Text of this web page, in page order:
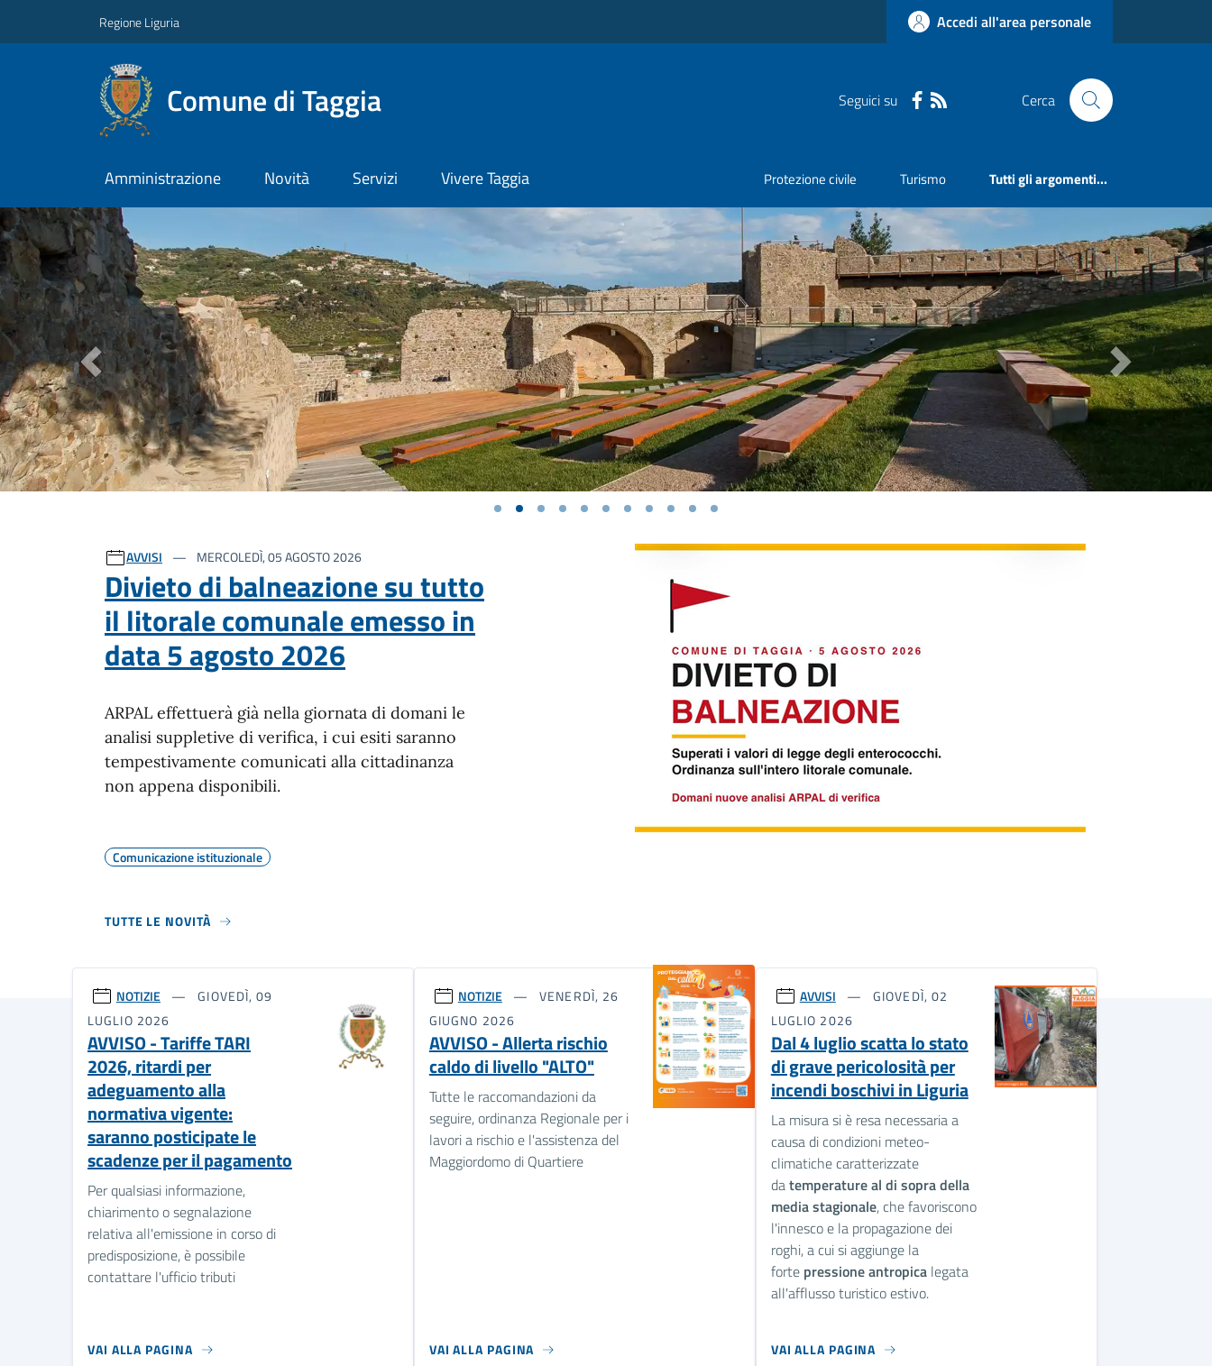
Regione Liguria Accedi all'area personale
Comune di Taggia Seguici su Cerca
Amministrazione Novità Servizi Vivere Taggia Protezione civile Turismo Tutti gli argomenti...
Previous Next
Ultime notizie
AVVISI MERCOLEDÌ, 05 AGOSTO 2026
Divieto di balneazione su tutto
il litorale comunale emesso in
data 5 agosto 2026
ARPAL effettuerà già nella giornata di domani le
analisi suppletive di verifica, i cui esiti saranno
tempestivamente comunicati alla cittadinanza
non appena disponibili.
Comunicazione istituzionale
TUTTE LE NOVITÀ
NOTIZIE
GIOVEDÌ, 09
LUGLIO 2026
AVVISO - Tariffe TARI
2026, ritardi per
adeguamento alla
normativa vigente:
saranno posticipate le
scadenze per il pagamento
Per qualsiasi informazione,
chiarimento o segnalazione
relativa all'emissione in corso di
predisposizione, è possibile
contattare l'ufficio tributi
VAI ALLA PAGINA
NOTIZIE
VENERDÌ, 26
GIUGNO 2026
AVVISO - Allerta rischio
caldo di livello "ALTO"
Tutte le raccomandazioni da
seguire, ordinanza Regionale per i
lavori a rischio e l'assistenza del
Maggiordomo di Quartiere
VAI ALLA PAGINA
AVVISI
GIOVEDÌ, 02
LUGLIO 2026
Dal 4 luglio scatta lo stato
di grave pericolosità per
incendi boschivi in Liguria
La misura si è resa necessaria a
causa di condizioni meteo-
climatiche caratterizzate
datemperature al di sopra della
media stagionale, che favoriscono
l'innesco e la propagazione dei
roghi, a cui si aggiunge la
forte pressione antropicalegata
all'afflusso turistico estivo.
VAI ALLA PAGINA